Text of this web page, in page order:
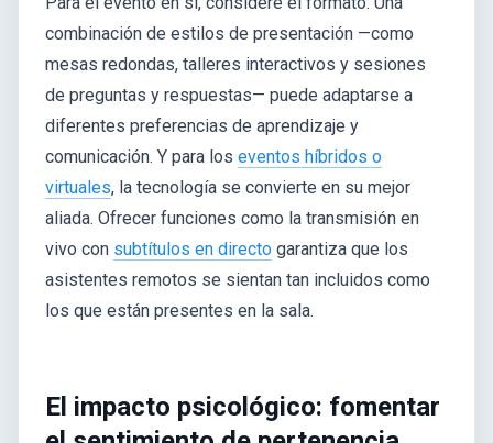
combinación de estilos de presentación —como
mesas redondas, talleres interactivos y sesiones
de preguntas y respuestas— puede adaptarse a
diferentes preferencias de aprendizaje y
comunicación. Y para los eventos híbridos o
virtuales, la tecnología se convierte en su mejor
aliada. Ofrecer funciones como la transmisión en
vivo con subtítulos en directo garantiza que los
asistentes remotos se sientan tan incluidos como
los que están presentes en la sala.
El impacto psicológico: fomentar